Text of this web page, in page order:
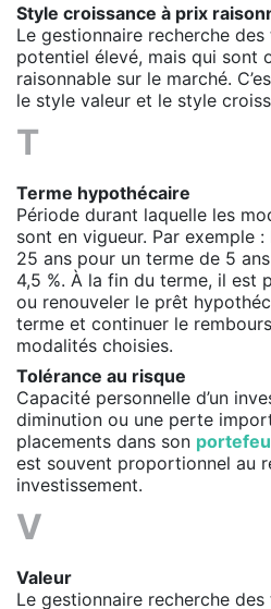
Style croissance à prix
Le gestionnaire recherche
potentiel élevé, mais qui sont
raisonnable sur le marché.
le style valeur et le style
T
Terme hypothécaire
Période durant laquelle les
sont en vigueur. Par exemple
25 ans pour un terme de 5
4,5 %. À la fin du terme, il est
ou renouveler le prêt
terme et continuer le
modalités choisies.
Tolérance au risque
Capacité personnelle d’un
diminution ou une perte
placements dans son
est souvent proportionnel au
investissement.
V
Valeur
Le gestionnaire recherche